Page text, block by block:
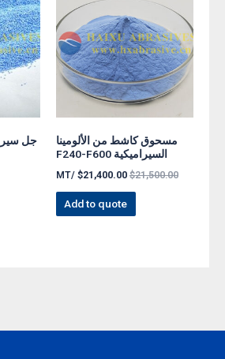
مسحوق كاشط من الألومينا
السيراميكية F240-F600
$21,500.00
$21,400.00
/MT
Add to quote
جل